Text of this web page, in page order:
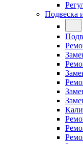
Подвеска